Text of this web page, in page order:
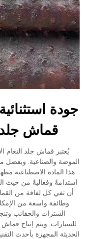
جودة
قماش جلد
يُعتبر قماش جلد النعام
الموضة والصناعية. وبفضل
هذا المادة الاصطناعية
استدامةً وفعاليةً من حيث
أن تفي كل لفافة من
وطائفة واسعة من
السترات والحقائب
للسيارات. ويتم إنتاج
الحديثة المجهزة بأحدث